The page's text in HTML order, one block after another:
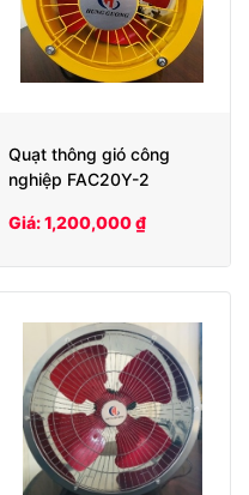
Quạt thông gió công
nghiệp FAC20Y-2
Giá: 1,200,000 ₫